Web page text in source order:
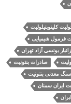
کلینوپتیلولیت
فرمول شیمیایی
زانیار یونسی آزاد تهران
صادرات بنتونیت
معدنی بنتونیت
ایران سمنان